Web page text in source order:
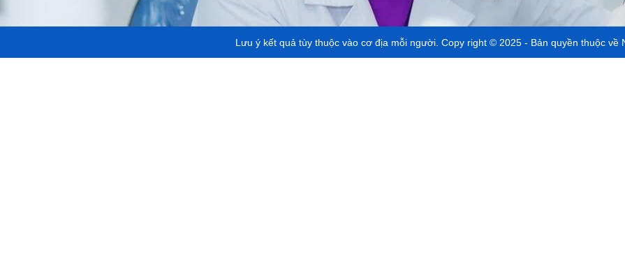
Lưu ý kết quả tùy thuộc vào cơ địa mỗi người. Copy right © 2025 - Bản quyền thuộc về